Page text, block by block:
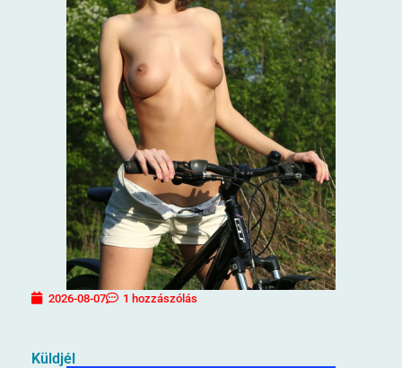
2026-08-07 1 hozzászólás
Küldjél